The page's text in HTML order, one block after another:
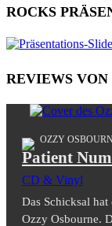
ROCKS
REVIEWS VON
OZZY
Patient
CD & Vinyl
Das Schicksal
Ozzy Osbourne.